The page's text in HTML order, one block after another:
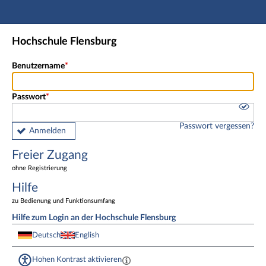
Hauptnavigation
Freier Zugang
Fußzeile
Hochschule Flensburg
Benutzername
Passwort
Anmelden
Passwort vergessen?
Freier Zugang
ohne Registrierung
Hilfe
zu Bedienung und Funktionsumfang
Hilfe zum Login an der Hochschule Flensburg
Deutsch English
Hohen Kontrast aktivieren